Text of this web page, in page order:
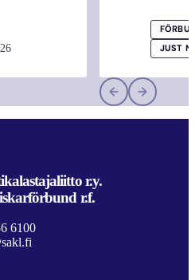
JUST
r.y.
r.f.
6100